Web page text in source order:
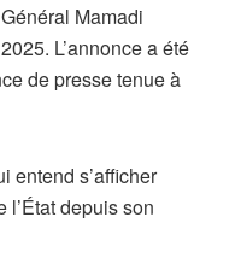
Mamadi
L’annonce a été
de presse tenue à
entend s’afficher
depuis son